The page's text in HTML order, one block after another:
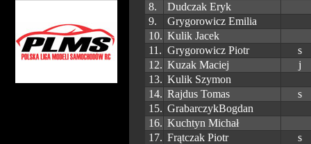
8.
Dudczak Eryk
9.
Grygorowicz Emilia
10. Kulik Jacek
11. Grygorowicz Piotr
s
12. Kuzak Maciej
j
13. Kulik Szymon
14. Rajdus Tomas
s
15. GrabarczykBogdan
16. Kuchtyn Michał
17. Frątczak Piotr
s